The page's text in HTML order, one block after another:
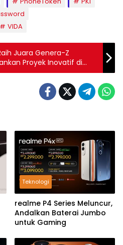
VIDA
Juara Genera-Z
Proyek Inovatif di
Teknologi
realme P4 Series Meluncur,
Andalkan Baterai Jumbo
untuk Gaming